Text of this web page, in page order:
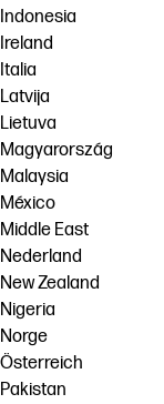
Indonesia
Ireland
Italia
Latvija
Lietuva
Magyarország
Malaysia
México
Middle East
Nederland
New Zealand
Nigeria
Norge
Österreich
Pakistan